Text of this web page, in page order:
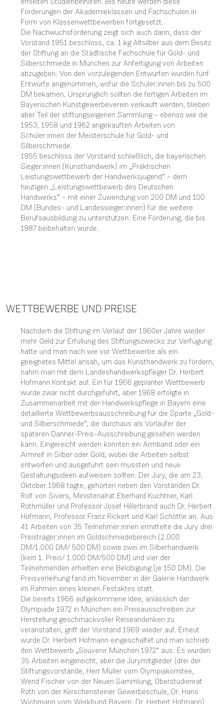
Förderungen der Akademieklassen und Fachschulen in
Form von Klassenwettbewerben fortgesetzt.
Die Nachwuchsförderung zeigt sich auch darin, dass der
Vorstand 1951 beschloss, ca. 1 kg Altsilber aus dem Besitz
der Stiftung an die Städtische Fachschule für Gold- und
Silberschmiede in München zur Anfertigung von Arbeiten
abzugeben. Von den vorzulegenden Entwürfen wurden fünf
Entwürfe angenommen, wofür die Schüler:innen bis zu 500
DM bekamen. Ursprünglich sollten die fertigen Arbeiten im
Bayerischen Kunstgewerbeverein verkauft werden, blieben
aber Teil der stiftungseigenen Sammlung – ebenso wie die
1953, 1958 und 1962 angekauften Arbeiten von
Schüler:innen der Meisterschule für Gold- und
Silberschmiede.
1955 beschloss der Vorstand schließlich, die bayerischen
Sieger:innen (Kunsthandwerk) im „Praktischen
Leistungswettbewerb der Handwerksjugend“ – dem
heutigen „Leistungswettbewerb des Deutschen
Handwerks“ – mit einer Zuwendung von 200 DM und 100
DM (Bundes- und Landessieger:innen) für die weitere
Berufsausbildung zu unterstützen. Eine Förderung, die bis
1987 beibehalten wurde.
WETTBEWERBE UND PREISE
Nachdem die Stiftung im Verlauf der 1960er Jahre wieder
mehr Geld zur Erfüllung des Stiftungszwecks zur Verfügung
hatte und man nach wie vor Wettbewerbe als ein
geeignetes Mittel ansah, um das Kunsthandwerk zu fördern,
nahm man mit dem Landeshandwerkspfleger Dr. Herbert
Hofmann Kontakt auf. Ein für 1966 geplanter Wettbewerb
wurde zwar nicht durchgeführt, aber 1968 erfolgte in
Zusammenarbeit mit der Handwerkspflege in Bayern eine
detaillierte Wettbewerbsausschreibung für die Sparte „Gold-
und Silberschmiede“, die durchaus als Vorläufer der
späteren Danner-Preis-Ausschreibung gesehen werden
kann. Eingereicht werden konnten ein Armband oder ein
Armreif in Silber oder Gold, wobei die Arbeiten selbst
entworfen und ausgeführt sein mussten und neue
Gestaltungsideen aufweisen sollten. Der Jury, die am 23.
Oktober 1968 tagte, gehörten neben den Vorständen Dr.
Rolf von Sivers, Ministerialrat Eberhard Kuchtner, Karl
Rothmüller und Professor Josef Hillerbrand auch Dr. Herbert
Hofmann, Professor Franz Rickert und Karl Schöttle an. Aus
41 Arbeiten von 35 Teilnehmer:innen ermittelte die Jury drei
Preisträger:innen im Goldschmiedebereich (2.000
DM/1.000 DM/ 500 DM) sowie zwei im Silberhandwerk
(kein 1. Preis/ 1.000 DM/500 DM) und vier der
Teilnehmenden erhielten eine Belobigung (je 150 DM). Die
Preisverleihung fand im November in der Galerie Handwerk
im Rahmen eines kleinen Festaktes statt.
Die bereits 1966 aufgekommene Idee, anlässlich der
Olympiade 1972 in München ein Preisausschreiben zur
Herstellung geschmackvoller Reiseandenken zu
veranstalten, griff der Vorstand 1969 wieder auf. Erneut
wurde Dr. Herbert Hofmann eingeschaltet und man schrieb
den Wettbewerb „Souvenir München 1972“ aus. Es wurden
35 Arbeiten eingereicht, aber die Jurymitglieder (drei der
Stiftungsvorstände, Herr Müller vom Olympiakomitee,
Wend Fischer von der Neuen Sammlung, Oberstudienrat
Roth von der Kerschensteiner Gewerbeschule, Dr. Hans